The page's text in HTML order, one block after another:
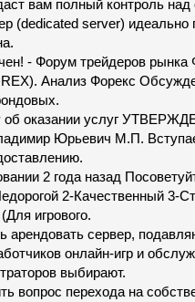
вам полный контроль
(dedicated server) идеально
- Форум трейдеров
Анализ Форекс
оказании услуг
Юрьевич М.П.
2 года назад
2-Качественный 3-
игрового.
арендовать сервер,
онлайн-игр и
выбирают.
вопрос перехода на